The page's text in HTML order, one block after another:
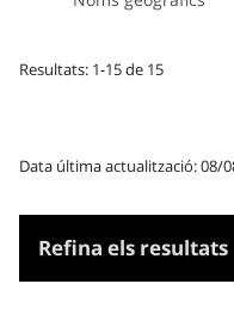
Refina els resultats
Tesaurus
Resultats: 1-15 de 15
Data última actualització: 08/